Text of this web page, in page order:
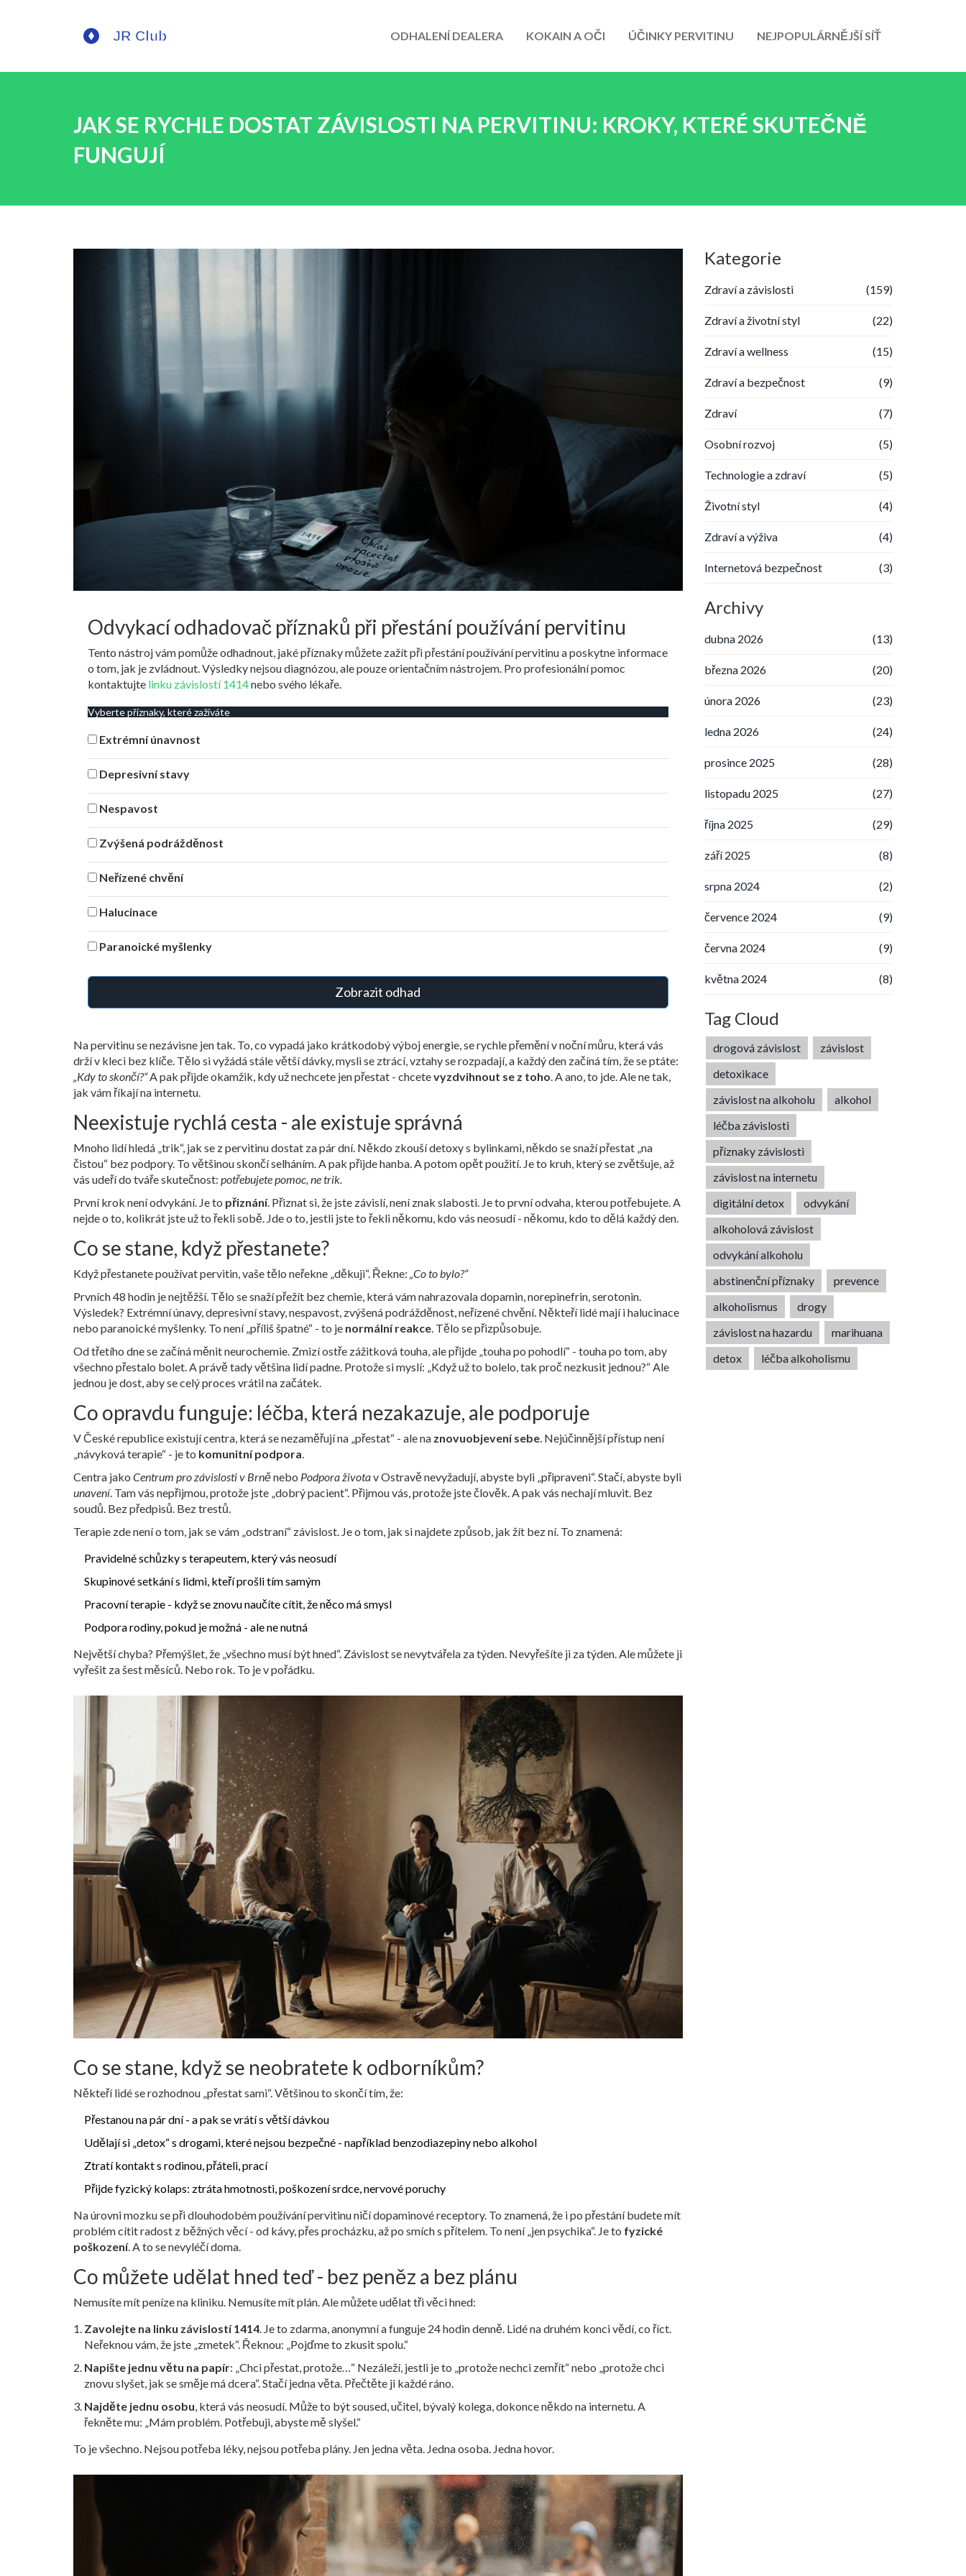
ODHALENÍ DEALERA KOKAIN A OČI ÚČINKY PERVITINU NEJPOPULÁRNĚJŠÍ SÍŤ
JAK SE RYCHLE DOSTAT ZÁVISLOSTI NA PERVITINU: KROKY, KTERÉ SKUTEČNĚ
FUNGUJÍ
Odvykací odhadovač příznaků při přestání používání pervitinu
Tento nástroj vám pomůže odhadnout, jaké příznaky můžete zažít při přestání používání pervitinu a poskytne informace
o tom, jak je zvládnout. Výsledky nejsou diagnózou, ale pouze orientačním nástrojem. Pro profesionální pomoc
kontaktujte linku závislostí 1414nebo svého lékaře.
Vyberte příznaky, které zažíváte
Extrémní únavnost
Depresivní stavy
Nespavost
Zvýšená podrážděnost
Neřízené chvění
Halucinace
Paranoické myšlenky
Zobrazit odhad
Na pervitinu se nezávisne jen tak. To, co vypadá jako krátkodobý výboj energie, se rychle přemění v noční můru, která vás
drží v kleci bez klíče. Tělo si vyžádá stále větší dávky, mysli se ztrácí, vztahy se rozpadají, a každý den začíná tím, že se ptáte:
„Kdy to skončí?“A pak přijde okamžik, kdy už nechcete jen přestat - chcetevyzdvihnout se z toho. A ano, to jde. Ale ne tak,
jak vám říkají na internetu.
Neexistuje rychlá cesta - ale existuje správná
Mnoho lidí hledá „trik“, jak se z pervitinu dostat za pár dní. Někdo zkouší detoxy s bylinkami, někdo se snaží přestat „na
čistou“ bez podpory. To většinou skončí selháním. A pak přijde hanba. A potom opět použití. Je to kruh, který se zvětšuje, až
vás udeří do tváře skutečnost: potřebujete pomoc, ne trik.
První krok není odvykání. Je to přiznání. Přiznat si, že jste závislí, není znak slabosti. Je to první odvaha, kterou potřebujete. A
nejde o to, kolikrát jste už to řekli sobě. Jde o to, jestli jste to řekli někomu, kdo vás neosudí - někomu, kdo to dělá každý den.
Co se stane, když přestanete?
Když přestanete používat pervitin, vaše tělo neřekne „děkuji“. Řekne: „Co to bylo?“
Prvních 48 hodin je nejtěžší. Tělo se snaží přežít bez chemie, která vám nahrazovala dopamin, norepinefrin, serotonin.
Výsledek? Extrémní únavy, depresivní stavy, nespavost, zvýšená podrážděnost, neřízené chvění. Někteří lidé mají i halucinace
nebo paranoické myšlenky. To není „příliš špatné“ - to je normální reakce. Tělo se přizpůsobuje.
Od třetího dne se začíná měnit neurochemie. Zmizí ostře zážitková touha, ale přijde „touha po pohodlí“ - touha po tom, aby
všechno přestalo bolet. A právě tady většina lidí padne. Protože si myslí: „Když už to bolelo, tak proč nezkusit jednou?“ Ale
jednou je dost, aby se celý proces vrátil na začátek.
Co opravdu funguje: léčba, která nezakazuje, ale podporuje
V České republice existují centra, která se nezaměřují na „přestat“ - ale na znovuobjevení sebe. Nejúčinnější přístup není
„návyková terapie“ - je to komunitní podpora.
Centra jako Centrum pro závislosti v Brněnebo Podpora životav Ostravě nevyžadují, abyste byli „připraveni“. Stačí, abyste byli
unavení. Tam vás nepřijmou, protože jste „dobrý pacient“. Přijmou vás, protože jste člověk. A pak vás nechají mluvit. Bez
soudů. Bez předpisů. Bez trestů.
Terapie zde není o tom, jak se vám „odstraní“ závislost. Je o tom, jak si najdete způsob, jak žít bez ní. To znamená:
Pravidelné schůzky s terapeutem, který vás neosudí
Skupinové setkání s lidmi, kteří prošli tím samým
Pracovní terapie - když se znovu naučíte cítit, že něco má smysl
Podpora rodiny, pokud je možná - ale ne nutná
Největší chyba? Přemýšlet, že „všechno musí být hned“. Závislost se nevytvářela za týden. Nevyřešíte ji za týden. Ale můžete ji
vyřešit za šest měsíců. Nebo rok. To je v pořádku.
Co se stane, když se neobratete k odborníkům?
Někteří lidé se rozhodnou „přestat sami“. Většinou to skončí tím, že:
Přestanou na pár dní - a pak se vrátí s větší dávkou
Udělají si „detox“ s drogami, které nejsou bezpečné - například benzodiazepiny nebo alkohol
Ztratí kontakt s rodinou, přáteli, prací
Přijde fyzický kolaps: ztráta hmotnosti, poškození srdce, nervové poruchy
Na úrovni mozku se při dlouhodobém používání pervitinu ničí dopaminové receptory. To znamená, že i po přestání budete mít
problém cítit radost z běžných věcí - od kávy, přes procházku, až po smích s přítelem. To není „jen psychika“. Je to fyzické
poškození. A to se nevyléčí doma.
Co můžete udělat hned teď - bez peněz a bez plánu
Nemusíte mít peníze na kliniku. Nemusíte mít plán. Ale můžete udělat tři věci hned:
Zavolejte na linku závislostí 1414. Je to zdarma, anonymní a funguje 24 hodin denně. Lidé na druhém konci vědí, co říct.
Neřeknou vám, že jste „zmetek“. Řeknou: „Pojďme to zkusit spolu.“
Napište jednu větu na papír: „Chci přestat, protože…“ Nezáleží, jestli je to „protože nechci zemřít“ nebo „protože chci
znovu slyšet, jak se směje má dcera“. Stačí jedna věta. Přečtěte ji každé ráno.
Najděte jednu osobu, která vás neosudí. Může to být soused, učitel, bývalý kolega, dokonce někdo na internetu. A
řekněte mu: „Mám problém. Potřebuji, abyste mě slyšel.“
To je všechno. Nejsou potřeba léky, nejsou potřeba plány. Jen jedna věta. Jedna osoba. Jedna hovor.
Kategorie
Zdraví a závislosti (159)
Zdraví a životní styl (22)
Zdraví a wellness (15)
Zdraví a bezpečnost (9)
Zdraví (7)
Osobní rozvoj (5)
Technologie a zdraví (5)
Životní styl (4)
Zdraví a výživa (4)
Internetová bezpečnost (3)
Archivy
dubna 2026 (13)
března 2026 (20)
února 2026 (23)
ledna 2026 (24)
prosince 2025 (28)
listopadu 2025 (27)
října 2025 (29)
září 2025 (8)
srpna 2024 (2)
července 2024 (9)
června 2024 (9)
května 2024 (8)
Tag Cloud
drogová závislost
závislost
detoxikace
závislost na alkoholu
alkohol
léčba závislosti
příznaky závislosti
závislost na internetu
digitální detox
odvykání
alkoholová závislost
odvykání alkoholu
abstinenční příznaky
prevence
alkoholismus
drogy
závislost na hazardu
marihuana
detox
léčba alkoholismu